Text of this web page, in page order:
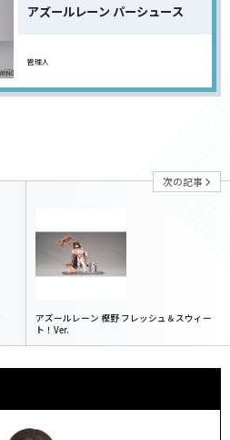
アズールレーン パーシュース
管理人
次の記事
アズールレーン 樫野 フレッシュ＆スウィー
ト！Ver.